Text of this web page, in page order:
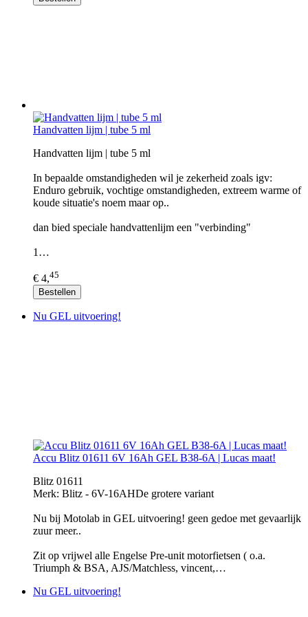
Handvatten lijm | tube 5 ml
Handvatten lijm | tube 5 ml
In bepaalde omstandigheden wil je zekerheid zoals igv:
Enduro gebruik, vochtige omstandigheden, extreem warme of
koude situatie's noem maar op..
dan bied speciale handvattenlijm een "verbinding"
1…
€ 4,45
Bestellen
Nu GEL uitvoering!
Accu Blitz 01611 6V 16Ah GEL B38-6A | Lucas maat!
Blitz 01611
Merk: Blitz - 6V-16AHDe grotere variant
Nu bij Motolab in GEL uitvoering! geen gedoe met gevaarlijk
zuur meer..
Zit op vrijwel alle Engelse Pre-unit motorfietsen ( o.a.
Triumph & BSA, AJS/Matchless, vincent,…
Nu GEL uitvoering!